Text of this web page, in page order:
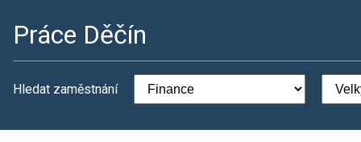
Práce Děčín
Hledat zaměstnání